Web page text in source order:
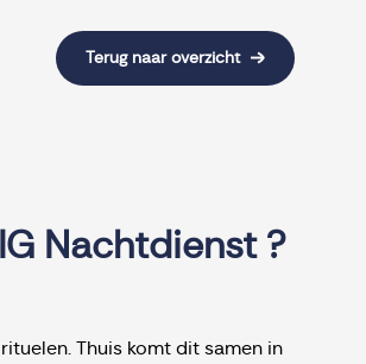
Terug naar overzicht
Nachtdienst ?
Thuis komt dit samen in